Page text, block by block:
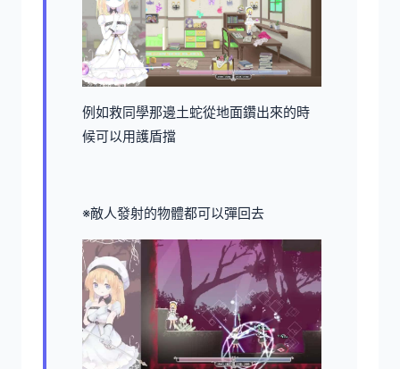
例如救同學那邊土蛇從地面鑽出來的時
候可以用護盾擋
※敵人發射的物體都可以彈回去